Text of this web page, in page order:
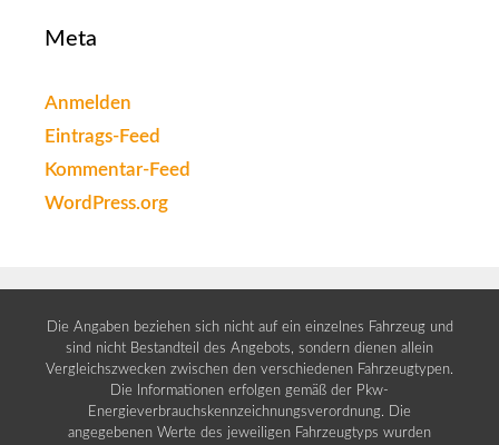
Meta
Anmelden
Eintrags-Feed
Kommentar-Feed
WordPress.org
Die Angaben beziehen sich nicht auf ein einzelnes Fahrzeug und
sind nicht Bestandteil des Angebots, sondern dienen allein
Vergleichszwecken zwischen den verschiedenen Fahrzeugtypen.
Die Informationen erfolgen gemäß der Pkw-
Energieverbrauchskennzeichnungsverordnung. Die
angegebenen Werte des jeweiligen Fahrzeugtyps wurden